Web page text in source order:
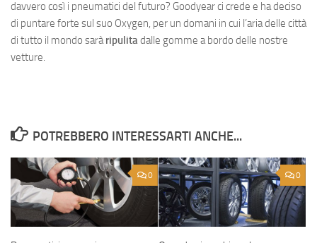
davvero così i pneumatici del futuro? Goodyear ci crede e ha deciso
di puntare forte sul suo Oxygen, per un domani in cui l’aria delle città
di tutto il mondo saràripulitadalle gomme a bordo delle nostre
vetture.
POTREBBERO INTERESSARTI ANCHE...
0 0